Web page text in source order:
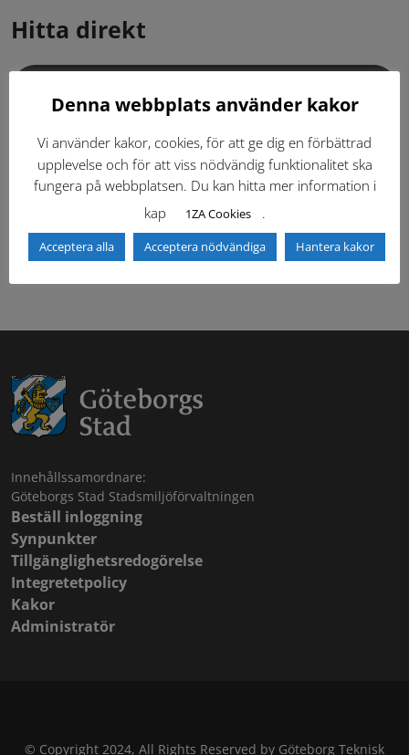
Hitta direkt
Dokumentbibliotek Kontaktlista
Tidigare versioner Nyheter
Säkerhetsordningen
Innehållssamordnare:
Göteborgs Stad Stadsmiljöförvaltningen
Beställ inloggning
Synpunkter
Tillgänglighetsredogörelse
Integretetpolicy
Kakor
Administratör
© Copyright 2024, All Rights Reserved by Göteborg Teknisk
Denna webbplats använder kakor
Vi använder kakor, cookies, för att ge dig en förbättrad
upplevelse och för att viss nödvändig funktionalitet ska
fungera på webbplatsen. Du kan hitta mer information i
kap
1ZA Cookies .
Acceptera alla Acceptera nödvändiga Hantera kakor